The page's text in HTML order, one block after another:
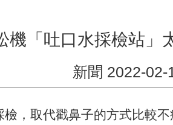
機「吐口水採檢站」
新聞 2022-02-
，取代戳鼻子的方式比較